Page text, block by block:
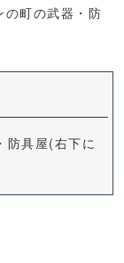
町の武器・防
具屋(右下に